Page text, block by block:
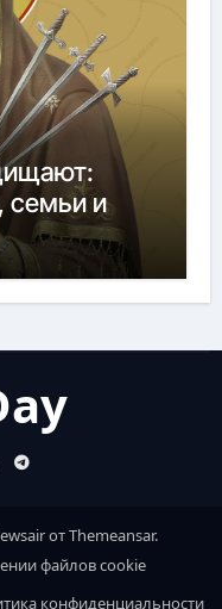
семьи и
отThemeansar.
файлов cookie
конфиденциальности